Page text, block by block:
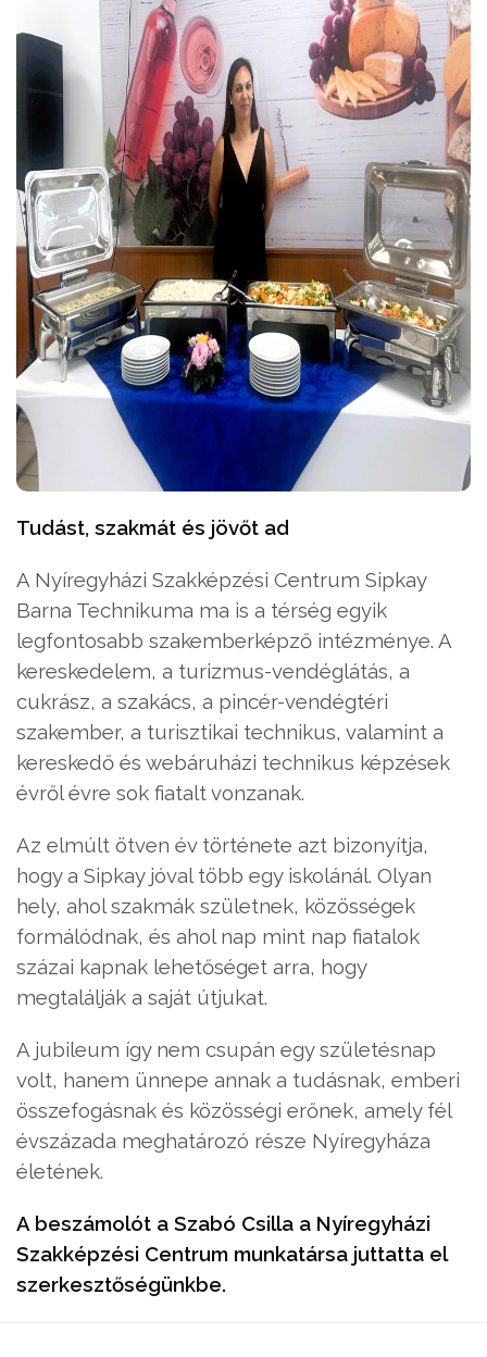
Tudást, szakmát és jövőt ad
A Nyíregyházi Szakképzési Centrum Sipkay
Barna Technikuma ma is a térség egyik
legfontosabb szakemberképző intézménye. A
kereskedelem, a turizmus-vendéglátás, a
cukrász, a szakács, a pincér-vendégtéri
szakember, a turisztikai technikus, valamint a
kereskedő és webáruházi technikus képzések
évről évre sok fiatalt vonzanak.
Az elmúlt ötven év története azt bizonyítja,
hogy a Sipkay jóval több egy iskolánál. Olyan
hely, ahol szakmák születnek, közösségek
formálódnak, és ahol nap mint nap fiatalok
százai kapnak lehetőséget arra, hogy
megtalálják a saját útjukat.
A jubileum így nem csupán egy születésnap
volt, hanem ünnepe annak a tudásnak, emberi
összefogásnak és közösségi erőnek, amely fél
évszázada meghatározó része Nyíregyháza
életének.
A beszámolót a Szabó Csilla a Nyíregyházi
Szakképzési Centrum munkatársa juttatta el
szerkesztőségünkbe.